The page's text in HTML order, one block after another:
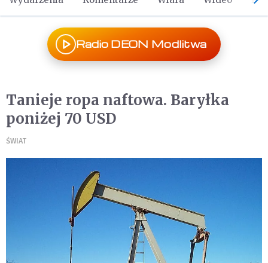
Radio DEON Modlitwa
Tanieje ropa naftowa. Baryłka
poniżej 70 USD
ŚWIAT